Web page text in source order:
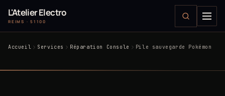
L'Atelier Electro
REIMS · 51100
Accueil Services Réparation Console Pile sauvegarde Pokémon